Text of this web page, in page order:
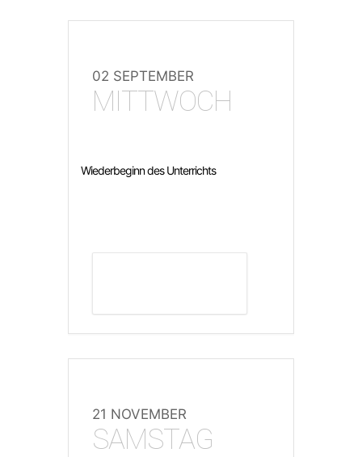
02 SEPTEMBER
MITTWOCH
Wiederbeginn des Unterrichts
21 NOVEMBER
SAMSTAG